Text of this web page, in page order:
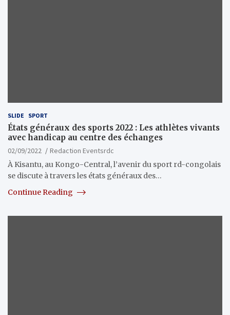
SLIDE SPORT
États généraux des sports 2022 : Les athlètes vivants
avec handicap au centre des échanges
02/09/2022
Redaction Eventsrdc
À Kisantu, au Kongo-Central, l’avenir du sport rd-congolais
se discute à travers les états généraux des…
Continue Reading